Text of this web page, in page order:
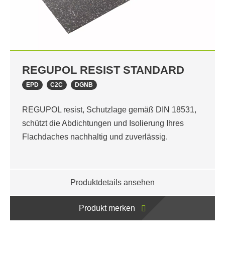
REGUPOL RESIST STANDARD
EPD C2C DGNB
REGUPOL resist, Schutzlage gemäß DIN 18531,
schützt die Abdichtungen und Isolierung Ihres
Flachdaches nachhaltig und zuverlässig.
Produktdetails ansehen
Produkt merken